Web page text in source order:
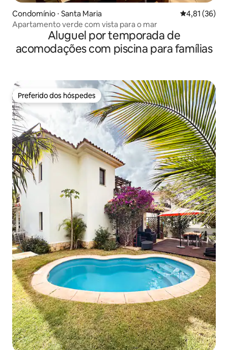
Condomínio ⋅ Santa Maria 4,81 de uma
4,81 (36)
Apartamento verde com vista para o mar
Aluguel por temporada de
acomodações com piscina para famílias
Preferido dos hóspedes
Preferido dos hóspedes